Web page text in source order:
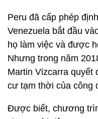
Peru đã cấp phép
Venezuela bắt đầu
họ làm việc và được
Nhưng trong năm
Martin Vizcarra quyết
cư tạm thời của công
Được biết, chương